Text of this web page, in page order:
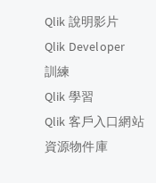
Qlik 說明影片
Qlik Developer
訓練
Qlik 學習
Qlik 客戶入口網站
資源物件庫